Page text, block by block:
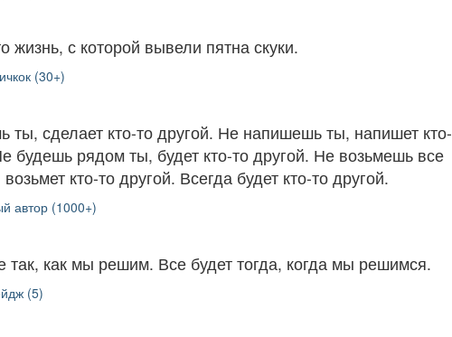
с которой вывели пятна скуки.
(30+)
ты, сделает кто-то другой. Не напишешь ты, напишет кто-
будешь рядом ты, будет кто-то другой. Не возьмешь все
кто-то другой. Всегда будет кто-то другой.
автор (1000+)
так, как мы решим. Все будет тогда, когда мы решимся.
(5)